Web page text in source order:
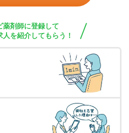
薬剤師に登録して
を紹介してもらう！